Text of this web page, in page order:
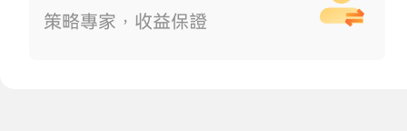
策略專家，收益保證